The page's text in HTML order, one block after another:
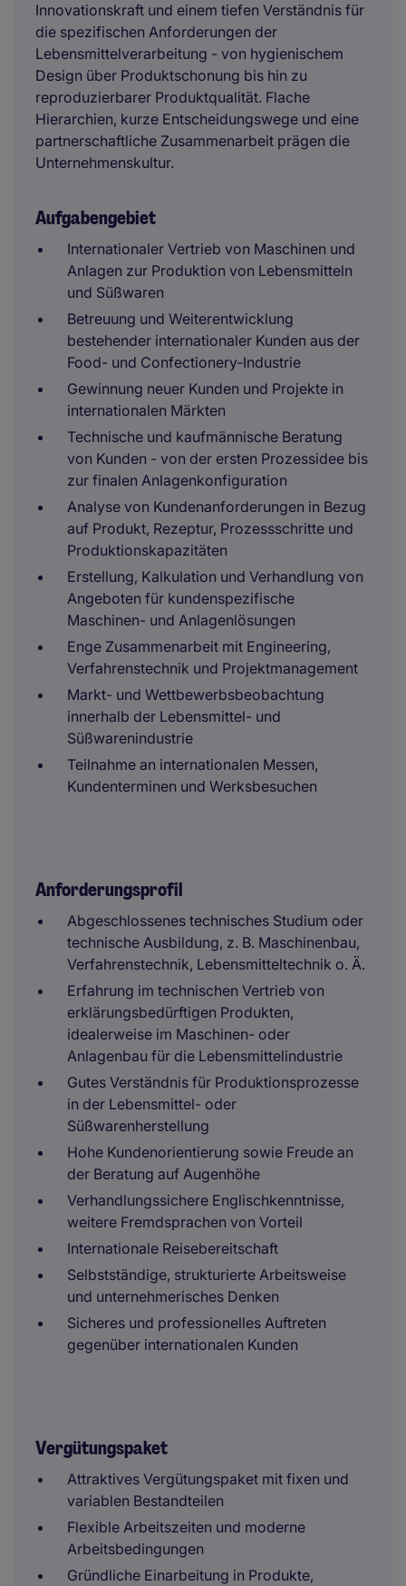
Innovationskraft und einem tiefen Verständnis für
die spezifischen Anforderungen der
Lebensmittelverarbeitung - von hygienischem
Design über Produktschonung bis hin zu
reproduzierbarer Produktqualität. Flache
Hierarchien, kurze Entscheidungswege und eine
partnerschaftliche Zusammenarbeit prägen die
Unternehmenskultur.
Aufgabengebiet
Internationaler Vertrieb von Maschinen und
Anlagen zur Produktion von Lebensmitteln
und Süßwaren
Betreuung und Weiterentwicklung
bestehender internationaler Kunden aus der
Food- und Confectionery-Industrie
Gewinnung neuer Kunden und Projekte in
internationalen Märkten
Technische und kaufmännische Beratung
von Kunden - von der ersten Prozessidee bis
zur finalen Anlagenkonfiguration
Analyse von Kundenanforderungen in Bezug
auf Produkt, Rezeptur, Prozessschritte und
Produktionskapazitäten
Erstellung, Kalkulation und Verhandlung von
Angeboten für kundenspezifische
Maschinen- und Anlagenlösungen
Enge Zusammenarbeit mit Engineering,
Verfahrenstechnik und Projektmanagement
Markt- und Wettbewerbsbeobachtung
innerhalb der Lebensmittel- und
Süßwarenindustrie
Teilnahme an internationalen Messen,
Kundenterminen und Werksbesuchen
Anforderungsprofil
Abgeschlossenes technisches Studium oder
technische Ausbildung, z. B. Maschinenbau,
Verfahrenstechnik, Lebensmitteltechnik o. Ä.
Erfahrung im technischen Vertrieb von
erklärungsbedürftigen Produkten,
idealerweise im Maschinen- oder
Anlagenbau für die Lebensmittelindustrie
Gutes Verständnis für Produktionsprozesse
in der Lebensmittel- oder
Süßwarenherstellung
Hohe Kundenorientierung sowie Freude an
der Beratung auf Augenhöhe
Verhandlungssichere Englischkenntnisse,
weitere Fremdsprachen von Vorteil
Internationale Reisebereitschaft
Selbstständige, strukturierte Arbeitsweise
und unternehmerisches Denken
Sicheres und professionelles Auftreten
gegenüber internationalen Kunden
Vergütungspaket
Attraktives Vergütungspaket mit fixen und
variablen Bestandteilen
Flexible Arbeitszeiten und moderne
Arbeitsbedingungen
Gründliche Einarbeitung in Produkte,